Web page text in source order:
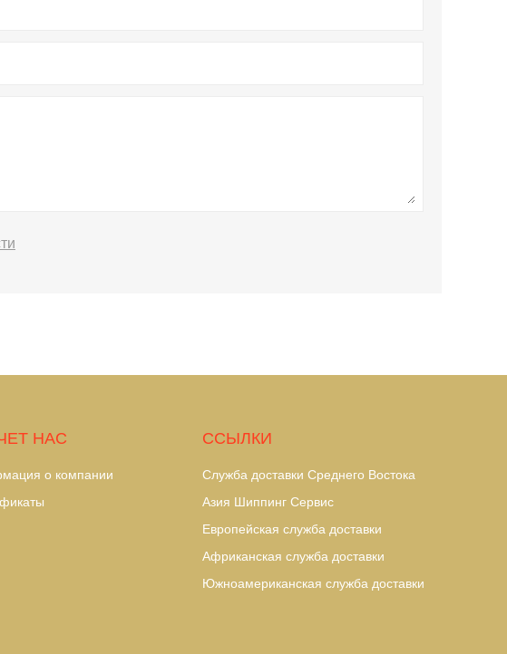
НАС
о компании
ССЫЛКИ
Служба доставки Среднего Востока
Азия Шиппинг Сервис
Европейская служба доставки
Африканская служба доставки
Южноамериканская служба доставки